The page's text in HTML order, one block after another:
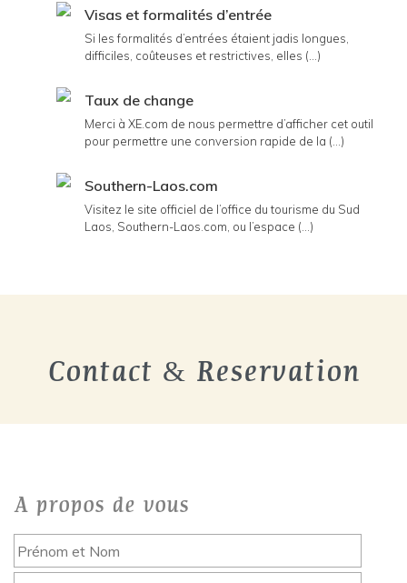
Visas et formalités d’entrée
Si les formalités d’entrées étaient jadis longues,
difficiles, coûteuses et restrictives, elles (...)
Taux de change
Merci à XE.com de nous permettre d’afficher cet outil
pour permettre une conversion rapide de la (...)
Southern-Laos.com
Visitez le site officiel de l’office du tourisme du Sud
Laos, Southern-Laos.com, ou l’espace (...)
Contact & Reservation
A propos de vous